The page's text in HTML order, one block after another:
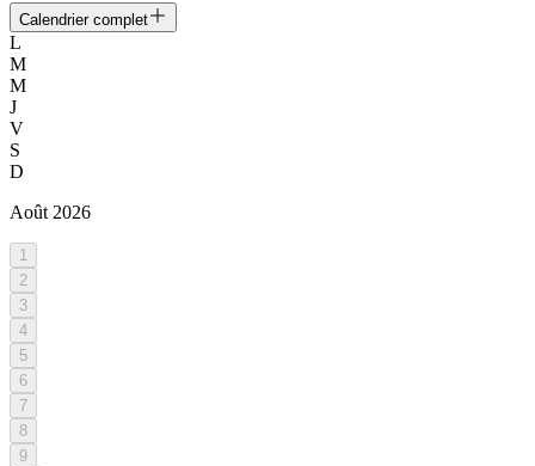
Calendrier complet
L
M
M
J
V
S
D
Août 2026
1
2
3
4
5
6
7
8
9